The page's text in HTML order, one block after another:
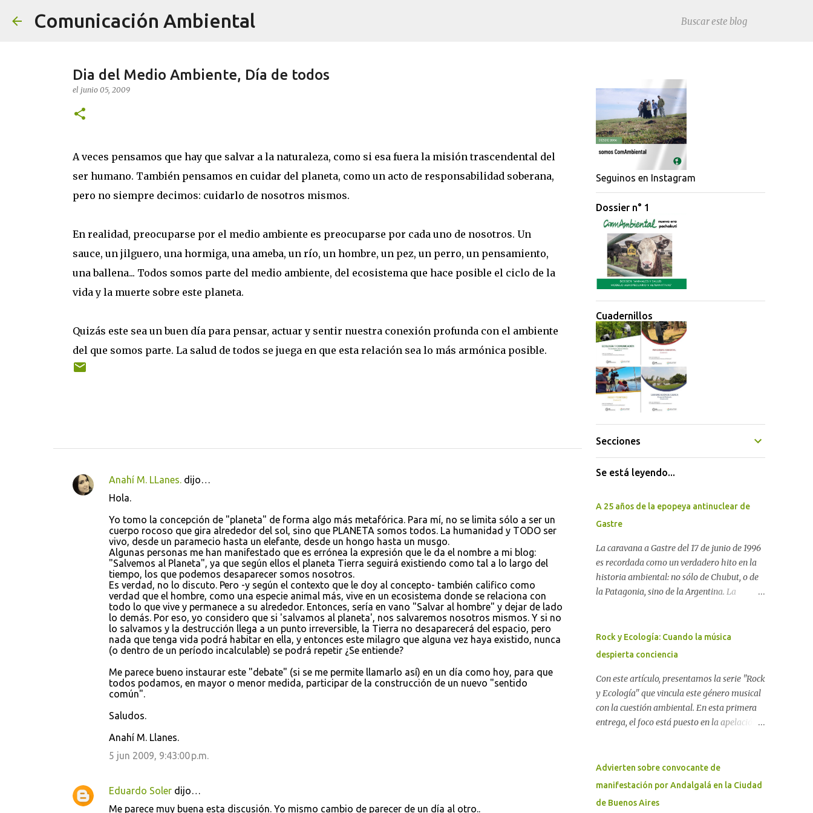
Comunicación Ambiental
Dia del Medio Ambiente, Día de todos
el junio 05, 2009
A veces pensamos que hay que salvar a la naturaleza, como si esa fuera la misión trascendental del
ser humano. También pensamos en cuidar del planeta, como un acto de responsabilidad soberana,
pero no siempre decimos: cuidarlo de nosotros mismos.
En realidad, preocuparse por el medio ambiente es preocuparse por cada uno de nosotros. Un
sauce, un jilguero, una hormiga, una ameba, un río, un hombre, un pez, un perro, un pensamiento,
una ballena... Todos somos parte del medio ambiente, del ecosistema que hace posible el ciclo de la
vida y la muerte sobre este planeta.
Quizás este sea un buen día para pensar, actuar y sentir nuestra conexión profunda con el ambiente
del que somos parte. La salud de todos se juega en que esta relación sea lo más armónica posible.
C
Anahí M. LLanes.dijo…
Hola.
Yo tomo la concepción de "planeta" de forma algo más metafórica. Para mí, no se limita sólo a ser un
cuerpo rocoso que gira alrededor del sol, sino que PLANETA somos todos. La humanidad y TODO ser
vivo, desde un paramecio hasta un elefante, desde un hongo hasta un musgo.
Algunas personas me han manifestado que es errónea la expresión que le da el nombre a mi blog:
"Salvemos al Planeta", ya que según ellos el planeta Tierra seguirá existiendo como tal a lo largo del
tiempo, los que podemos desaparecer somos nosotros.
Es verdad, no lo discuto. Pero -y según el contexto que le doy al concepto- también califico como
verdad que el hombre, como una especie animal más, vive en un ecosistema donde se relaciona con
todo lo que vive y permanece a su alrededor. Entonces, sería en vano "Salvar al hombre" y dejar de lado
lo demás. Por eso, yo considero que si 'salvamos al planeta', nos salvaremos nosotros mismos. Y si no
lo salvamos y la destrucción llega a un punto irreversible, la Tierra no desaparecerá del espacio, pero
nada que tenga vida podrá habitar en ella, y entonces este milagro que alguna vez haya existido, nunca
(o dentro de un período incalculable) se podrá repetir ¿Se entiende?
Me parece bueno instaurar este "debate" (si se me permite llamarlo así) en un día como hoy, para que
todos podamos, en mayor o menor medida, participar de la construcción de un nuevo "sentido
común".
Saludos.
Anahí M. Llanes.
5 jun 2009, 9:43:00 p.m.
Eduardo Solerdijo…
Me parece muy buena esta discusión. Yo mismo cambio de parecer de un día al otro..
Seguinos en Instagram
Dossier n° 1
Cuadernillos
Secciones
Se está leyendo...
A 25 años de la epopeya antinuclear de
Gastre
La caravana a Gastre del 17 de junio de 1996
es recordada como un verdadero hito en la
historia ambiental: no sólo de Chubut, o de
la Patagonia, sino de la Argentina. La
para construir un basurero de residuos
nucleares en Gastre (centro-norte de
avanzó un proyecto legislativo nacional al
respecto. En este artículo, la investigadora
Ayelen Dichdji reconstruye la historia del
Movimiento Antinuclear de Chubut (MACH)
territorial frente a las imposiciones de la
tecnocracia nuclear globalizada. Dossier N°
Fukushima" CRÓNICA Por Ayelen Dichdji*
Rock y Ecología: Cuando la música
despierta conciencia
Con este artículo, presentamos la serie "Rock
y Ecología" que vincula este género musical
con la cuestión ambiental. En esta primera
entrega, el foco está puesto en la apelación
Desde el legendario El Oso hasta las
recientes apariciones de la Pachama Mama
Carolina Aponte La Madre Tierra se escucha
Advierten sobre convocante de
manifestación por Andalgalá en la Ciudad
de Buenos Aires